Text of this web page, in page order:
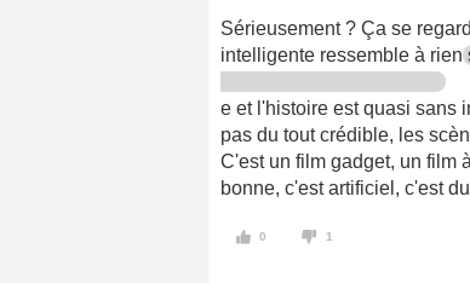
Sérieusement ? Ça se
intelligente ressemble à rien
e et l'histoire est quasi sans
pas du tout crédible, les
C'est un film gadget, un film
bonne, c'est artificiel, c'est
0 1